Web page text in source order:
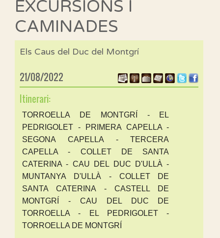
EXCURSIONS I
CAMINADES
Els Caus del Duc del Montgrí
21/08/2022
Itinerari:
TORROELLA DE MONTGRÍ - EL
PEDRIGOLET - PRIMERA CAPELLA -
SEGONA CAPELLA - TERCERA
CAPELLA - COLLET DE SANTA
CATERINA - CAU DEL DUC D'ULLÀ -
MUNTANYA D'ULLÀ - COLLET DE
SANTA CATERINA - CASTELL DE
MONTGRÍ - CAU DEL DUC DE
TORROELLA - EL PEDRIGOLET -
TORROELLA DE MONTGRÍ